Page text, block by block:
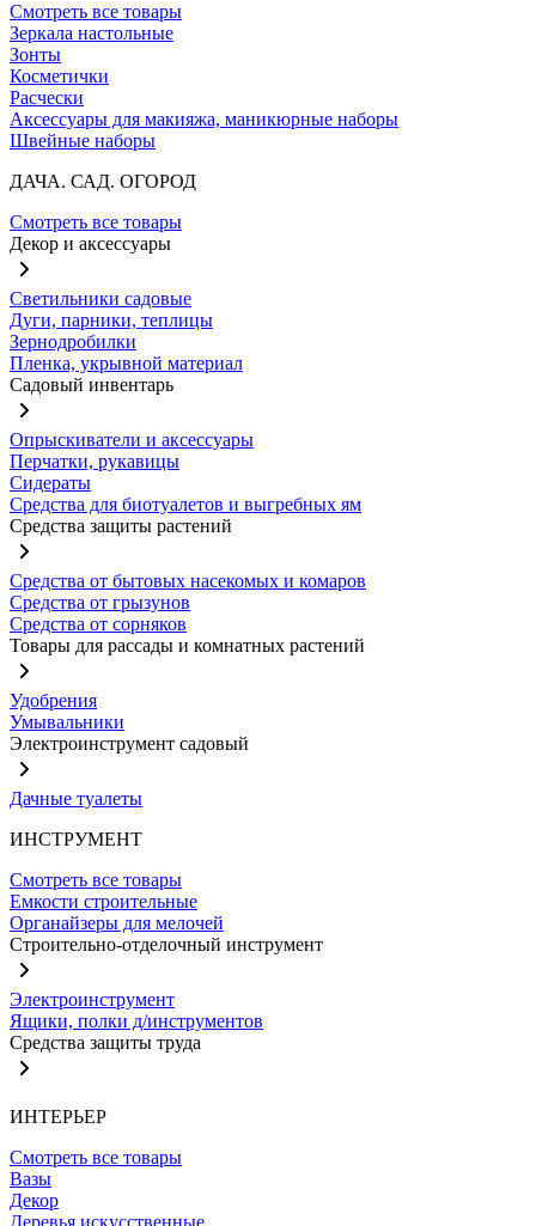
Смотреть все товары
Зеркала настольные
Зонты
Косметички
Расчески
Аксессуары для макияжа, маникюрные наборы
Швейные наборы
ДАЧА. САД. ОГОРОД
Смотреть все товары
Декор и аксессуары
Светильники садовые
Дуги, парники, теплицы
Зернодробилки
Пленка, укрывной материал
Садовый инвентарь
Опрыскиватели и аксессуары
Перчатки, рукавицы
Сидераты
Средства для биотуалетов и выгребных ям
Средства защиты растений
Средства от бытовых насекомых и комаров
Средства от грызунов
Средства от сорняков
Товары для рассады и комнатных растений
Удобрения
Умывальники
Электроинструмент садовый
Дачные туалеты
ИНСТРУМЕНТ
Смотреть все товары
Емкости строительные
Органайзеры для мелочей
Строительно-отделочный инструмент
Электроинструмент
Ящики, полки д/инструментов
Средства защиты труда
ИНТЕРЬЕР
Смотреть все товары
Вазы
Декор
Деревья искусственные